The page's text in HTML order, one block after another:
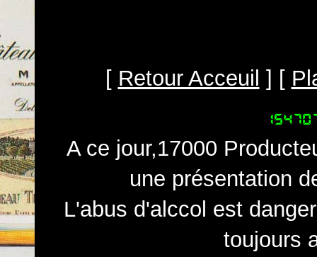
[ Retour Acceuil ] [
A ce jour,17000
une présentation
L'abus d'alccol est
toujours